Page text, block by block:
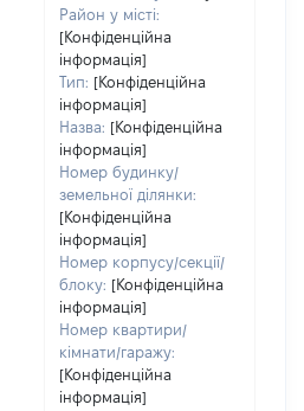
Район у місті:
[Конфіденційна
інформація]
Тип: [Конфіденційна
інформація]
Назва: [Конфіденційна
інформація]
Номер будинку/
земельної ділянки:
[Конфіденційна
інформація]
Номер корпусу/секції/
блоку: [Конфіденційна
інформація]
Номер квартири/
кімнати/гаражу:
[Конфіденційна
інформація]